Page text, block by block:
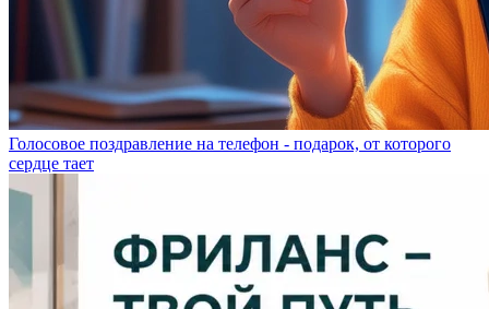
Голосовое поздравление на телефон - подарок, от которого
сердце тает